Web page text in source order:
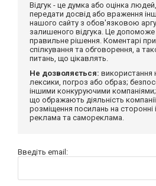
Відгук - це думка або оцінка
передати досвід або враження
нашого сайту з обов'язковою
залишеного відгука. Це
правильне рішення. Коментарі
спілкування та обговорення, а
питань, що цікавлять.
Не дозволяється: використання
лексики, погроз або образ;
іншими конкуруючими компаніями;
що ображають діяльність компанії
розміщення посилань на сторонні
реклама та самореклама.
Введіть email: